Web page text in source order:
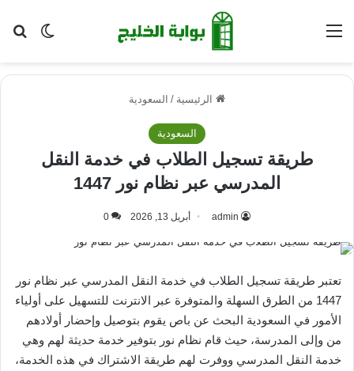
الوضع القائمة
الرئيسية / السعودية
السعودية
طريقة تسجيل الطلاب في خدمة النقل
المدرسي عبر نظام نور 1447
admin أبريل 13, 2026 0
تعتبر طريقة تسجيل الطلاب في خدمة النقل المدرسي عبر نظام نور
1447 من الطرق السهلة والمتوفرة عبر الانترنت للتسهيل على أولياء
الأمور في السعودية البحث عن باص يقوم بتوصيل وإحضار أولادهم
من وإلى المدرسة، حيث قام نظام نور بتوفير خدمة حديثة لهم وهي
خدمة النقل المدرسي ووفرت لهم طريقة الاشتراك في هذه الخدمة،